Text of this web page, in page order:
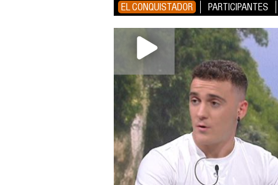
EL CONQUISTADOR PARTICIPANTES